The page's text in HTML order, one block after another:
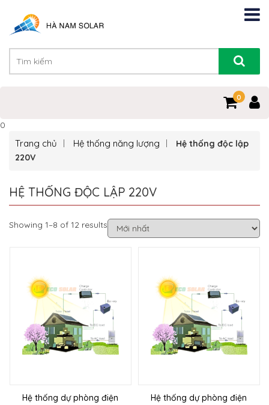
0
0
Trang chủ Hệ thống năng lượng
Hệ thống độc lập
220V
HỆ THỐNG ĐỘC LẬP 220V
Showing 1–8 of 12 results
Hệ thống dự phòng điện
Hệ thống dự phòng điện